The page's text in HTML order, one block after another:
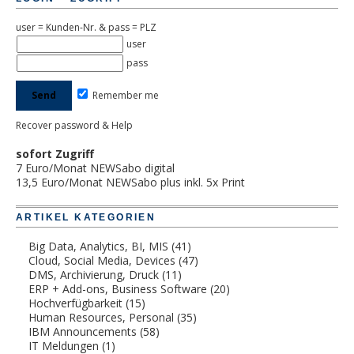
user = Kunden-Nr. & pass = PLZ
user
pass
Remember me
Recover password & Help
sofort Zugriff
7 Euro/Monat NEWSabo digital
13,5 Euro/Monat NEWSabo plus inkl. 5x Print
ARTIKEL KATEGORIEN
Big Data, Analytics, BI, MIS (41)
Cloud, Social Media, Devices (47)
DMS, Archivierung, Druck (11)
ERP + Add-ons, Business Software (20)
Hochverfügbarkeit (15)
Human Resources, Personal (35)
IBM Announcements (58)
IT Meldungen (1)